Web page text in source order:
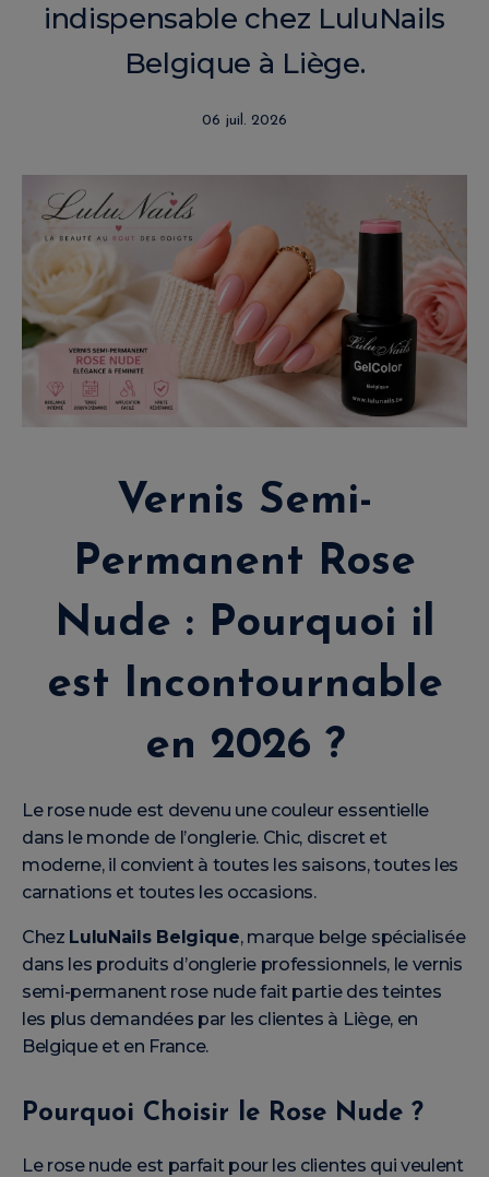
indispensable chez LuluNails
Belgique à Liège.
06 juil. 2026
Vernis Semi-
Permanent Rose
Nude : Pourquoi il
est Incontournable
en 2026 ?
Le rose nude est devenu une couleur essentielle
dans le monde de l’onglerie. Chic, discret et
moderne, il convient à toutes les saisons, toutes les
carnations et toutes les occasions.
Chez LuluNails Belgique, marque belge spécialisée
dans les produits d’onglerie professionnels, le vernis
semi-permanent rose nude fait partie des teintes
les plus demandées par les clientes à Liège, en
Belgique et en France.
Pourquoi Choisir le Rose Nude ?
Le rose nude est parfait pour les clientes qui veulent